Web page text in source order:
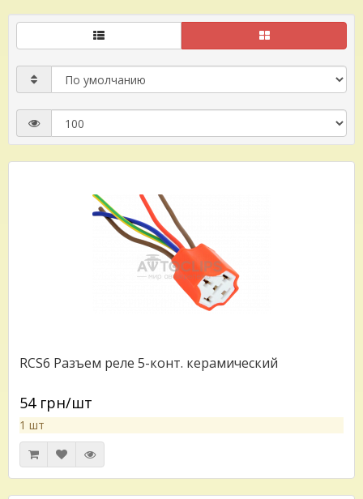
RCS6 Разъем реле 5-конт. керамический
54 грн/шт
1 шт